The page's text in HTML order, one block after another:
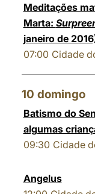
Meditações
Marta:
janeiro de
07:00 Cidade
10 domingo
Batismo do
algumas
09:30 Cidade
Angelus